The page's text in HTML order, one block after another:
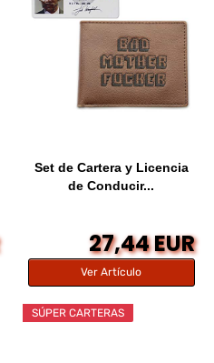
Set de Cartera y Licencia
de Conducir...
27,44 EUR
Ver Artículo
SÚPER CARTERAS